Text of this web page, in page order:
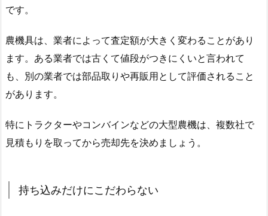
です。
農機具は、業者によって査定額が大きく変わることがあり
ます。ある業者では古くて値段がつきにくいと言われて
も、別の業者では部品取りや再販用として評価されること
があります。
特にトラクターやコンバインなどの大型農機は、複数社で
見積もりを取ってから売却先を決めましょう。
持ち込みだけにこだわらない